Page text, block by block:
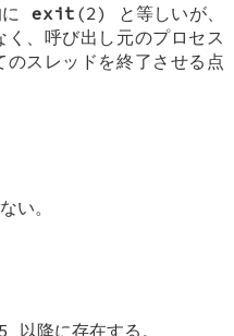
exit (2) と等しいが、
、呼び出し元のプロセス
スレッドを終了させる点
い。
降に存在する。